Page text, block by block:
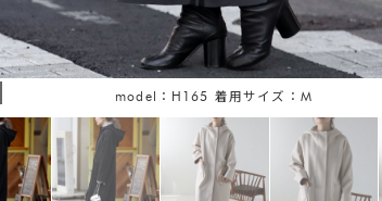
model：H165 着用サイズ：M